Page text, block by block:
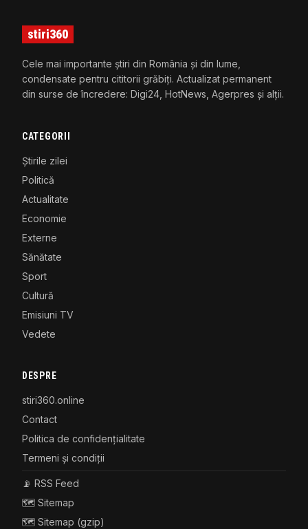
stiri360
Cele mai importante știri din România și din lume,
condensate pentru cititorii grăbiți. Actualizat permanent
din surse de încredere: Digi24, HotNews, Agerpres și alții.
CATEGORII
Știrile zilei
Politică
Actualitate
Economie
Externe
Sănătate
Sport
Cultură
Emisiuni TV
Vedete
DESPRE
stiri360.online
Contact
Politica de confidențialitate
Termeni și condiții
📡 RSS Feed
🗺️ Sitemap
🗺️ Sitemap (gzip)